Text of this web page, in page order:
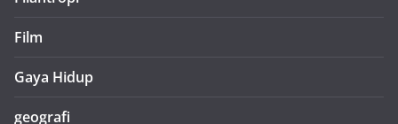
Film
Gaya Hidup
geografi